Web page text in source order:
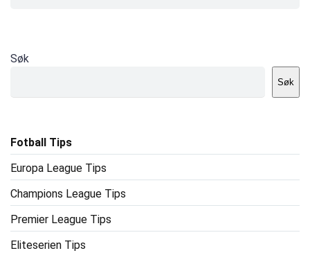
Søk
Søk
Fotball Tips
Europa League Tips
Champions League Tips
Premier League Tips
Eliteserien Tips